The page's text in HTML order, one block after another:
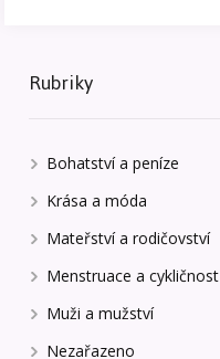
Rubriky
Bohatství a peníze
Krása a móda
Mateřství a rodičovství
Menstruace a cykličnost
Muži a mužství
Nezařazeno